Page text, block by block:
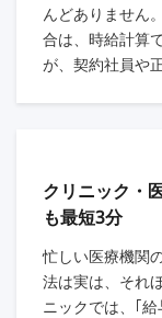
んどありません
合は、時給計算
が、契約社員や
クリニック・
も最短3分
忙しい医療機関
法は実は、それ
ニックでは、｢